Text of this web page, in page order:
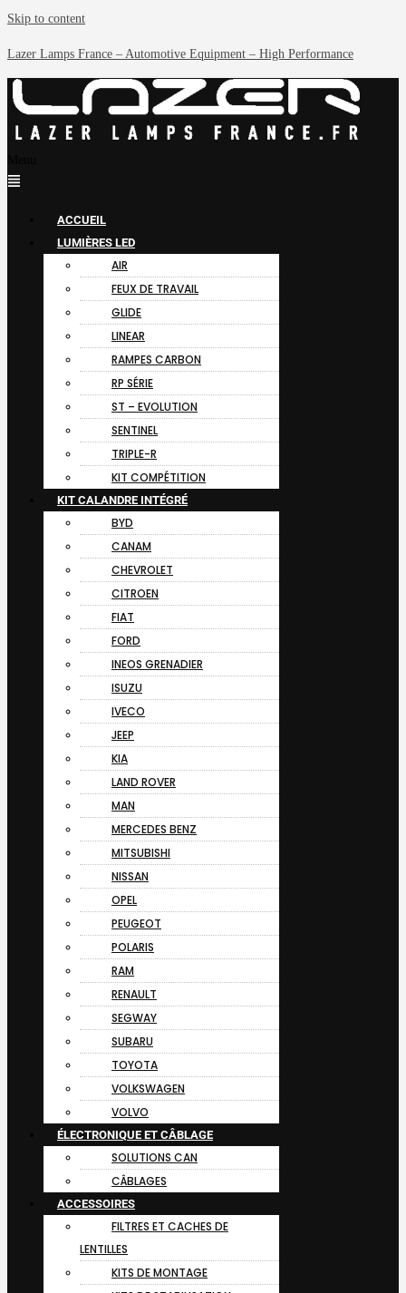
Skip to content
Lazer Lamps France – Automotive Equipment – High Performance
ACCUEIL
LUMIÈRES LED
AIR
FEUX DE TRAVAIL
GLIDE
LINEAR
RAMPES CARBON
RP SÉRIE
ST – EVOLUTION
SENTINEL
TRIPLE-R
KIT COMPÉTITION
KIT CALANDRE INTÉGRÉ
BYD
CANAM
CHEVROLET
CITROEN
FIAT
FORD
INEOS GRENADIER
ISUZU
IVECO
JEEP
KIA
LAND ROVER
MAN
MERCEDES BENZ
MITSUBISHI
NISSAN
OPEL
PEUGEOT
POLARIS
RAM
RENAULT
SEGWAY
SUBARU
TOYOTA
VOLKSWAGEN
VOLVO
ÉLECTRONIQUE ET CÂBLAGE
SOLUTIONS CAN
CÂBLAGES
ACCESSOIRES
FILTRES ET CACHES DE
LENTILLES
KITS DE MONTAGE